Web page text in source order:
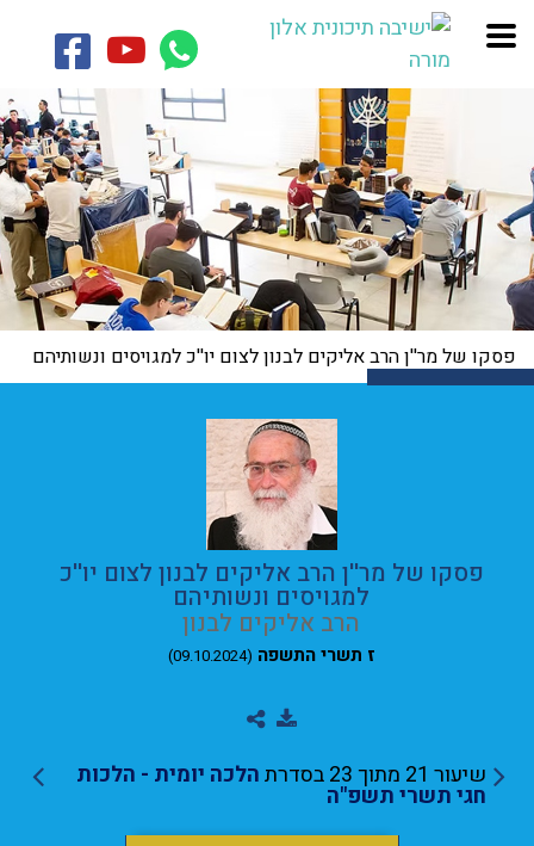
פסקו של מר''ן הרב אליקים לבנון לצום יו''כ למגויסים ונשותיהם
פסקו של מר''ן הרב אליקים לבנון לצום יו''כ
למגויסים ונשותיהם
הרב אליקים לבנון
ז תשרי התשפה (09.10.2024)
שיעור 21 מתוך 23 בסדרת הלכה יומית - הלכות
חגי תשרי תשפ"ה